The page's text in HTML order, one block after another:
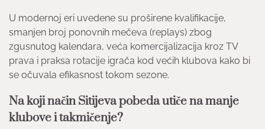
U modernoj eri uvedene su proširene kvalifikacije,
smanjen broj ponovnih mečeva (replays) zbog
zgusnutog kalendara, veća komercijalizacija kroz TV
prava i praksa rotacije igrača kod većih klubova kako bi
se očuvala efikasnost tokom sezone.
Na koji način Sitijeva pobeda utiče na manje
klubove i takmičenje?